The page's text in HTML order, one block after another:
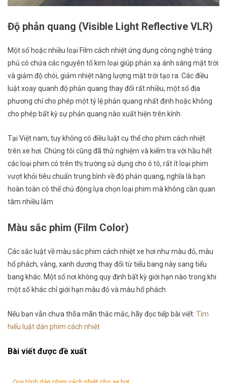
Độ phản quang (Visible Light Reflective VLR)
Một số hoặc nhiều loại Film cách nhiệt ứng dụng công nghệ tráng
phủ có chứa các nguyên tố kim loại giúp phản xạ ánh sáng mặt trời
và giảm độ chói, giảm nhiệt năng lượng mặt trời tạo ra. Các điều
luật xoay quanh độ phản quang thay đổi rất nhiều, một số địa
phương chỉ cho phép một tỷ lệ phản quang nhất định hoặc không
cho phép bất kỳ sự phản quang nào xuất hiện trên kính.
Tại Việt nam, tuy không có điều luật cụ thể cho phim cách nhiệt
trên xe hơi. Chúng tôi cũng đã thử nghiệm và kiểm tra với hầu hết
các loại phim có trên thị trường sử dụng cho ô tô, rất ít loại phim
vượt khỏi tiêu chuẩn trung bình về độ phản quang, nghĩa là bạn
hoàn toàn có thể chủ động lựa chọn loại phim mà không cần quan
tâm nhiều lắm
Màu sắc phim (Film Color)
Các sắc luật về màu sắc phim cách nhiệt xe hơi như màu đỏ, màu
hổ phách, vàng, xanh dương thay đổi từ tiểu bang này sang tiểu
bang khác. Một số nơi không quy định bất kỳ giới hạn nào trong khi
một số khác chỉ giới hạn màu đỏ và màu hổ phách.
Nếu bạn vẫn chưa thõa mãn thắc mắc, hãy đọc tiếp bài viết: Tìm
hiểu luật dán phim cách nhiệt
Bài viết được đề xuất